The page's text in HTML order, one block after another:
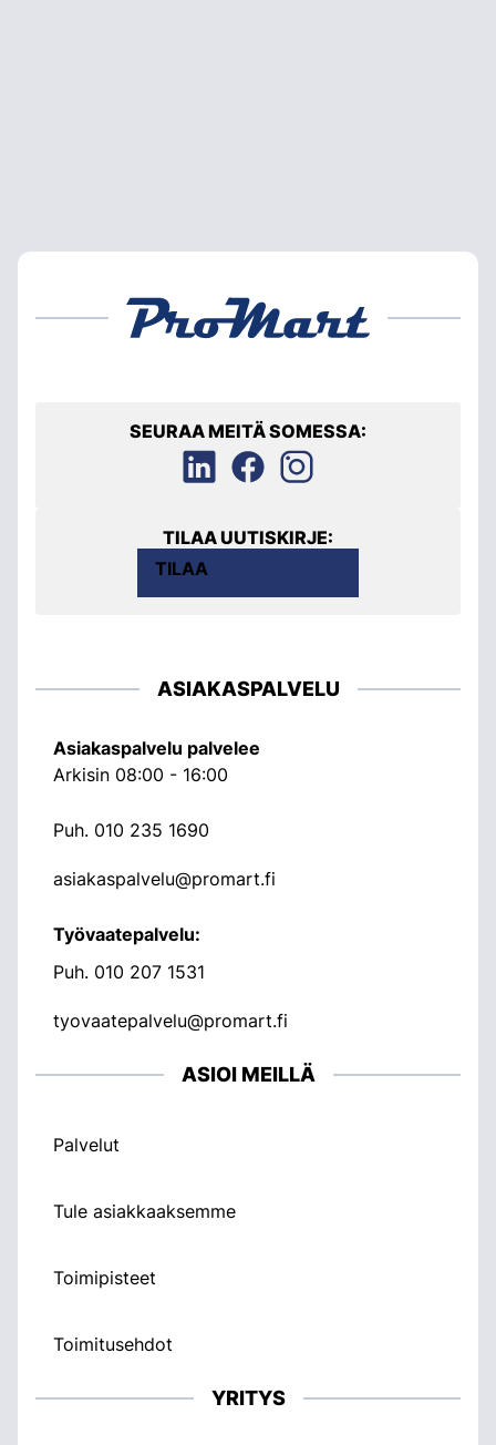
SEURAA MEITÄ SOMESSA:
TILAA UUTISKIRJE:
TILAA
ASIAKASPALVELU
Asiakaspalvelu palvelee
Arkisin 08:00 - 16:00
Puh. 010 235 1690
asiakaspalvelu@promart.fi
Työvaatepalvelu:
Puh. 010 207 1531
tyovaatepalvelu@promart.fi
ASIOI MEILLÄ
Palvelut
Tule asiakkaaksemme
Toimipisteet
Toimitusehdot
YRITYS